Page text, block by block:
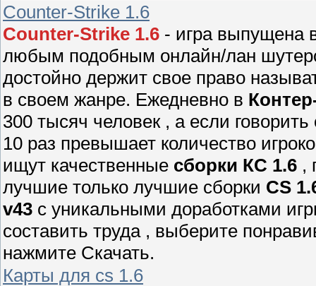
Counter-Strike 1.6
Counter-Strike 1.6 - игра выпущена
любым подобным онлайн/лан
достойно держит свое право
в своем жанре. Ежедневно в
300 тысяч человек , а если
10 раз превышает количество
ищут качественные сборки КС 1.6 ,
лучшие только лучшие сборки CS
v43 с уникальными доработками
составить труда , выберите
нажмите Скачать.
Карты для cs 1.6